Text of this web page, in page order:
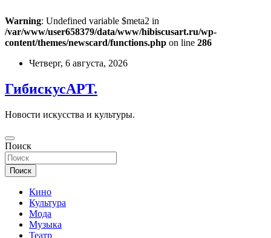
Warning: Undefined variable $meta2 in
/var/www/user658379/data/www/hibiscusart.ru/wp-
content/themes/newscard/functions.php on line 286
Перейти
содержимому
Четверг, 6 августа, 2026
ГибискусАРТ.
Новости искусства и культуры.
Поиск
Поиск
Кино
Культура
Мода
Музыка
Театр